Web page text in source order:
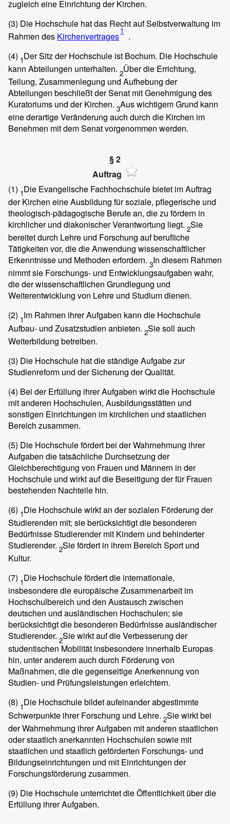
zugleich eine Einrichtung der Kirchen.
(3) Die Hochschule hat das Recht auf Selbstverwaltung im
Rahmen des Kirchenvertrages1
.
(4) 1Der Sitz der Hochschule ist Bochum. Die Hochschule
kann Abteilungen unterhalten. 2Über die Errichtung,
Teilung, Zusammenlegung und Aufhebung der
Abteilungen beschließt der Senat mit Genehmigung des
Kuratoriums und der Kirchen. 3Aus wichtigem Grund kann
eine derartige Veränderung auch durch die Kirchen im
Benehmen mit dem Senat vorgenommen werden.
§ 2
Auftrag
(1) 1Die Evangelische Fachhochschule bietet im Auftrag
der Kirchen eine Ausbildung für soziale, pflegerische und
theologisch-pädagogische Berufe an, die zu fördern in
kirchlicher und diakonischer Verantwortung liegt. 2Sie
bereitet durch Lehre und Forschung auf berufliche
Tätigkeiten vor, die die Anwendung wissenschaftlicher
Erkenntnisse und Methoden erfordern. 3In diesem Rahmen
nimmt sie Forschungs- und Entwicklungsaufgaben wahr,
die der wissenschaftlichen Grundlegung und
Weiterentwicklung von Lehre und Studium dienen.
(2) 1Im Rahmen ihrer Aufgaben kann die Hochschule
Aufbau- und Zusatzstudien anbieten. 2Sie soll auch
Weiterbildung betreiben.
(3) Die Hochschule hat die ständige Aufgabe zur
Studienreform und der Sicherung der Qualität.
(4) Bei der Erfüllung ihrer Aufgaben wirkt die Hochschule
mit anderen Hochschulen, Ausbildungsstätten und
sonstigen Einrichtungen im kirchlichen und staatlichen
Bereich zusammen.
(5) Die Hochschule fördert bei der Wahrnehmung ihrer
Aufgaben die tatsächliche Durchsetzung der
Gleichberechtigung von Frauen und Männern in der
Hochschule und wirkt auf die Beseitigung der für Frauen
bestehenden Nachteile hin.
(6) 1Die Hochschule wirkt an der sozialen Förderung der
Studierenden mit; sie berücksichtigt die besonderen
Bedürfnisse Studierender mit Kindern und behinderter
Studierender. 2Sie fördert in ihrem Bereich Sport und
Kultur.
(7) 1Die Hochschule fördert die internationale,
insbesondere die europäische Zusammenarbeit im
Hochschulbereich und den Austausch zwischen
deutschen und ausländischen Hochschulen; sie
berücksichtigt die besonderen Bedürfnisse ausländischer
Studierender. 2Sie wirkt auf die Verbesserung der
studentischen Mobilität insbesondere innerhalb Europas
hin, unter anderem auch durch Förderung von
Maßnahmen, die die gegenseitige Anerkennung von
Studien- und Prüfungsleistungen erleichtern.
(8) 1Die Hochschule bildet aufeinander abgestimmte
Schwerpunkte ihrer Forschung und Lehre. 2Sie wirkt bei
der Wahrnehmung ihrer Aufgaben mit anderen staatlichen
oder staatlich anerkannten Hochschulen sowie mit
staatlichen und staatlich geförderten Forschungs- und
Bildungseinrichtungen und mit Einrichtungen der
Forschungsförderung zusammen.
(9) Die Hochschule unterrichtet die Öffentlichkeit über die
Erfüllung ihrer Aufgaben.